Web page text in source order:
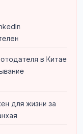
в Китае
для жизни за